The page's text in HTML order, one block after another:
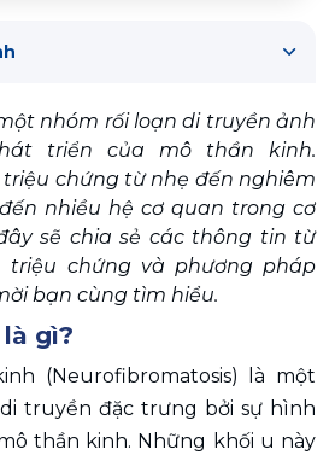
nhóm rối loạn di truyền ảnh
triển của mô thần kinh.
triệu chứng từ nhẹ đến nghiêm
nhiều hệ cơ quan trong cơ
sẽ chia sẻ các thông tin từ
triệu chứng và phương pháp
bạn cùng tìm hiểu.
gì?
(Neurofibromatosis) là một
truyền đặc trưng bởi sự hình
thần kinh. Những khối u này